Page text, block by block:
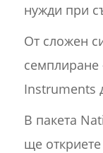
нужди при
От сложен
семплиране
Instruments
В пакета
ще